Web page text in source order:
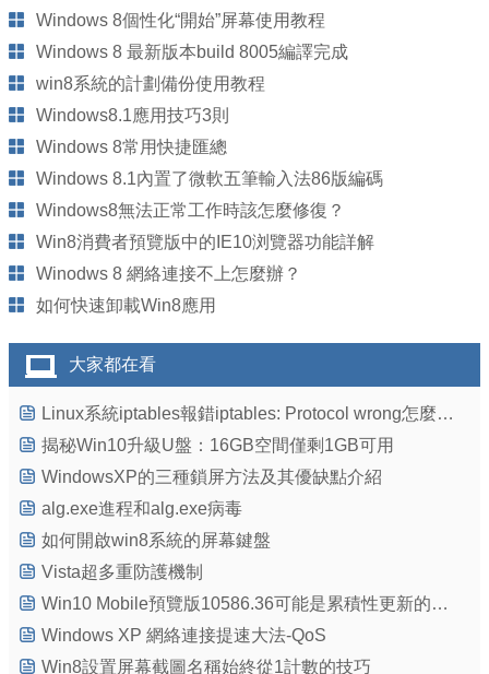
Windows 8個性化“開始”屏幕使用教程
Windows 8 最新版本build 8005編譯完成
win8系統的計劃備份使用教程
Windows8.1應用技巧3則
Windows 8常用快捷匯總
Windows 8.1內置了微軟五筆輸入法86版編碼
Windows8無法正常工作時該怎麼修復？
Win8消費者預覽版中的IE10浏覽器功能詳解
Winodws 8 網絡連接不上怎麼辦？
如何快速卸載Win8應用
大家都在看
Linux系統iptables報錯iptables: Protocol wrong怎麼辦？
揭秘Win10升級U盤：16GB空間僅剩1GB可用
WindowsXP的三種鎖屏方法及其優缺點介紹
alg.exe進程和alg.exe病毒
如何開啟win8系統的屏幕鍵盤
Vista超多重防護機制
Win10 Mobile預覽版10586.36可能是累積性更新的合體
Windows XP 網絡連接提速大法-QoS
Win8設置屏幕截圖名稱始終從1計數的技巧